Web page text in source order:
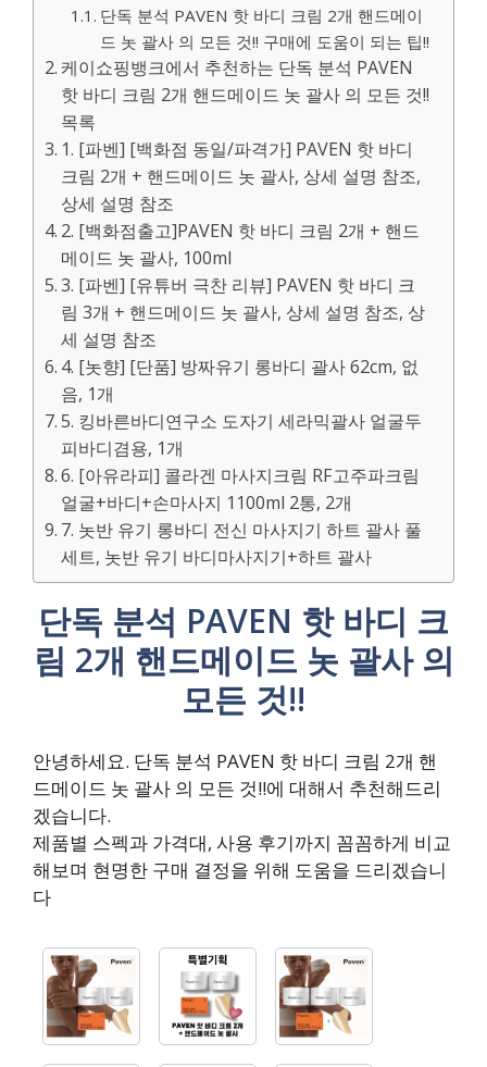
단독 분석 PAVEN 핫 바디 크림 2개 핸드메이
드 놋 괄사 의 모든 것!! 구매에 도움이 되는 팁!!
케이쇼핑뱅크에서 추천하는 단독 분석 PAVEN
핫 바디 크림 2개 핸드메이드 놋 괄사 의 모든 것!!
목록
1. [파벤] [백화점 동일/파격가] PAVEN 핫 바디
크림 2개 + 핸드메이드 놋 괄사, 상세 설명 참조,
상세 설명 참조
2. [백화점출고]PAVEN 핫 바디 크림 2개 + 핸드
메이드 놋 괄사, 100ml
3. [파벤] [유튜버 극찬 리뷰] PAVEN 핫 바디 크
림 3개 + 핸드메이드 놋 괄사, 상세 설명 참조, 상
세 설명 참조
4. [놋향] [단품] 방짜유기 롱바디 괄사 62cm, 없
음, 1개
5. 킹바른바디연구소 도자기 세라믹괄사 얼굴두
피바디겸용, 1개
6. [아유라피] 콜라겐 마사지크림 RF고주파크림
얼굴+바디+손마사지 1100ml 2통, 2개
7. 놋반 유기 롱바디 전신 마사지기 하트 괄사 풀
세트, 놋반 유기 바디마사지기+하트 괄사
단독 분석 PAVEN 핫 바디 크
림 2개 핸드메이드 놋 괄사 의
모든 것!!
안녕하세요. 단독 분석 PAVEN 핫 바디 크림 2개 핸
드메이드 놋 괄사 의 모든 것!!에 대해서 추천해드리
겠습니다.
제품별 스펙과 가격대, 사용 후기까지 꼼꼼하게 비교
해보며 현명한 구매 결정을 위해 도움을 드리겠습니
다